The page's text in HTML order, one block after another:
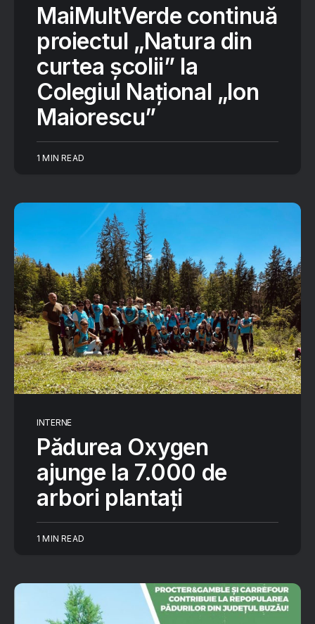
MaiMultVerde continuă
proiectul „Natura din
curtea școlii” la
Colegiul Național „Ion
Maiorescu”
1 MIN READ
INTERNE
Pădurea Oxygen
ajunge la 7.000 de
arbori plantați
1 MIN READ